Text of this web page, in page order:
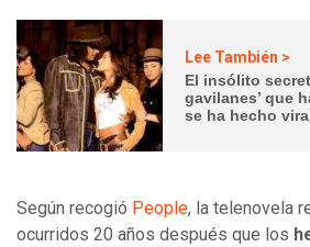
Lee También >
El insólito
gavilanes’ que
se ha hecho
Según recogió People, la telenovela
ocurridos 20 años después que los